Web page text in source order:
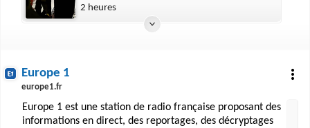
personnes interpellées
2 heures
Europe 1
europe1.fr
Europe 1 est une station de radio française proposant des
informations en direct, des reportages, des décryptages